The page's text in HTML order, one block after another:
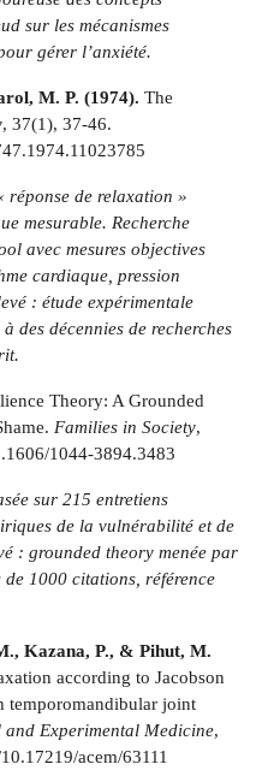
sur les mécanismes
gérer l’anxiété.
M. P. (1974). The
, 37(1), 37-46.
de relaxation »
mesurable. Recherche
avec mesures objectives
cardiaque, pression
: étude expérimentale
des décennies de recherches
Theory: A Grounded
Families in Society,
1044-3894.3483
sur 215 entretiens
de la vulnérabilité et de
: grounded theory menée par
de 1000 citations, référence
Kazana, P., & Pihut, M.
according to Jacobson
temporomandibular joint
Experimental Medicine,
acem/63111